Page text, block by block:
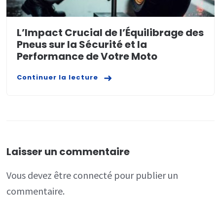
L’Impact Crucial de l’Équilibrage des
Pneus sur la Sécurité et la
Performance de Votre Moto
Continuer la lecture
Laisser un commentaire
Vous devez être connecté pour publier un
commentaire.